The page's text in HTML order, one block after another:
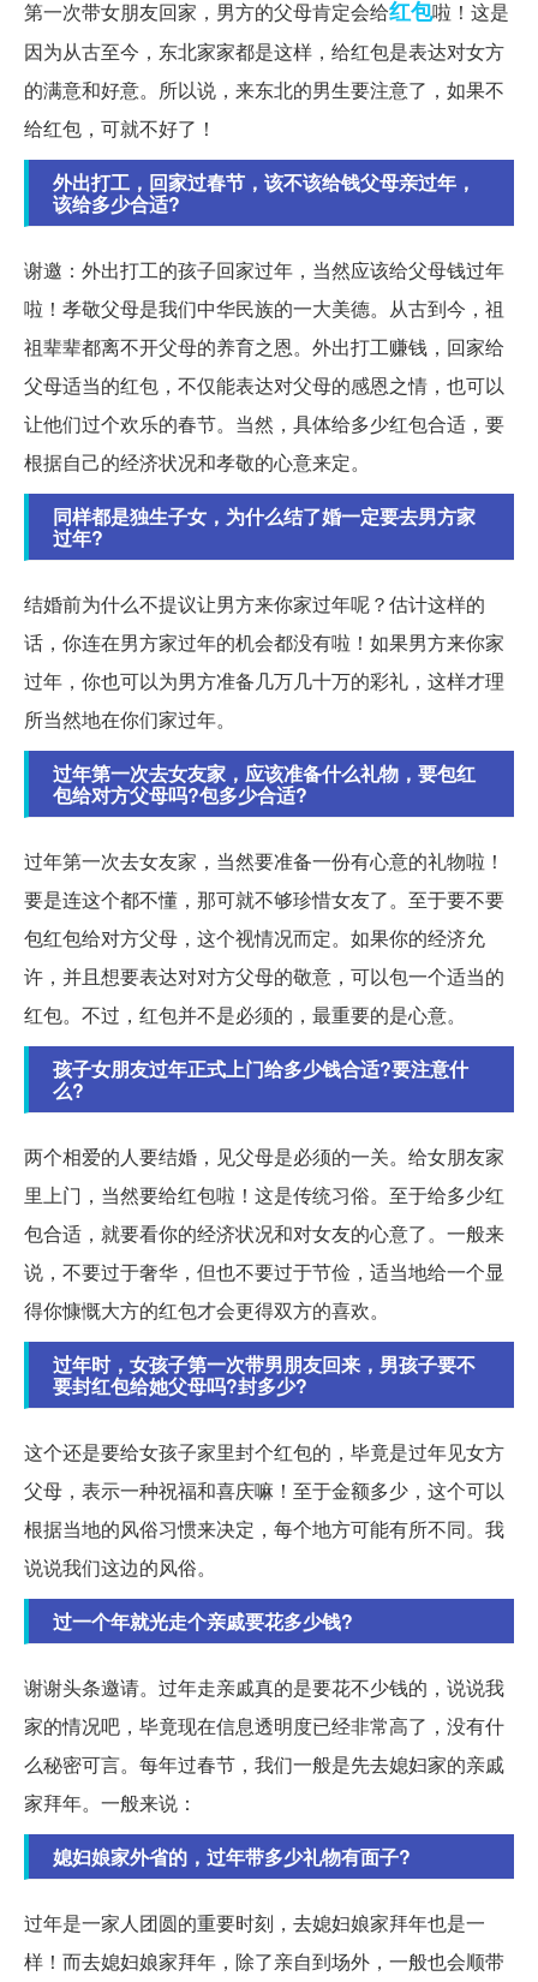
第一次带女朋友回家，男方的父母肯定会给红包啦！这是
因为从古至今，东北家家都是这样，给红包是表达对女方
的满意和好意。所以说，来东北的男生要注意了，如果不
给红包，可就不好了！
外出打工，回家过春节，该不该给钱父母亲过年，
该给多少合适?
谢邀：外出打工的孩子回家过年，当然应该给父母钱过年
啦！孝敬父母是我们中华民族的一大美德。从古到今，祖
祖辈辈都离不开父母的养育之恩。外出打工赚钱，回家给
父母适当的红包，不仅能表达对父母的感恩之情，也可以
让他们过个欢乐的春节。当然，具体给多少红包合适，要
根据自己的经济状况和孝敬的心意来定。
同样都是独生子女，为什么结了婚一定要去男方家
过年?
结婚前为什么不提议让男方来你家过年呢？估计这样的
话，你连在男方家过年的机会都没有啦！如果男方来你家
过年，你也可以为男方准备几万几十万的彩礼，这样才理
所当然地在你们家过年。
过年第一次去女友家，应该准备什么礼物，要包红
包给对方父母吗?包多少合适?
过年第一次去女友家，当然要准备一份有心意的礼物啦！
要是连这个都不懂，那可就不够珍惜女友了。至于要不要
包红包给对方父母，这个视情况而定。如果你的经济允
许，并且想要表达对对方父母的敬意，可以包一个适当的
红包。不过，红包并不是必须的，最重要的是心意。
孩子女朋友过年正式上门给多少钱合适?要注意什
么?
两个相爱的人要结婚，见父母是必须的一关。给女朋友家
里上门，当然要给红包啦！这是传统习俗。至于给多少红
包合适，就要看你的经济状况和对女友的心意了。一般来
说，不要过于奢华，但也不要过于节俭，适当地给一个显
得你慷慨大方的红包才会更得双方的喜欢。
过年时，女孩子第一次带男朋友回来，男孩子要不
要封红包给她父母吗?封多少?
这个还是要给女孩子家里封个红包的，毕竟是过年见女方
父母，表示一种祝福和喜庆嘛！至于金额多少，这个可以
根据当地的风俗习惯来决定，每个地方可能有所不同。我
说说我们这边的风俗。
过一个年就光走个亲戚要花多少钱?
谢谢头条邀请。过年走亲戚真的是要花不少钱的，说说我
家的情况吧，毕竟现在信息透明度已经非常高了，没有什
么秘密可言。每年过春节，我们一般是先去媳妇家的亲戚
家拜年。一般来说：
媳妇娘家外省的，过年带多少礼物有面子?
过年是一家人团圆的重要时刻，去媳妇娘家拜年也是一
样！而去媳妇娘家拜年，除了亲自到场外，一般也会顺带